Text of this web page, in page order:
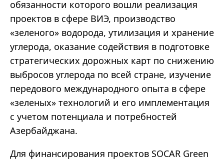
обязанности которого вошли реализация
проектов в сфере ВИЭ, производство
«зеленого» водорода, утилизация и хранение
углерода, оказание содействия в подготовке
стратегических дорожных карт по снижению
выбросов углерода по всей стране, изучение
передового международного опыта в сфере
«зеленых» технологий и его имплементация
с учетом потенциала и потребностей
Азербайджана.
Для финансирования проектов SOCAR Green